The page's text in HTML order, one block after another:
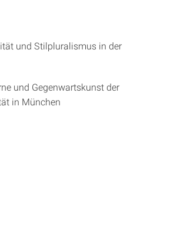
und Stilpluralismus in der
und Gegenwartskunst der
in München